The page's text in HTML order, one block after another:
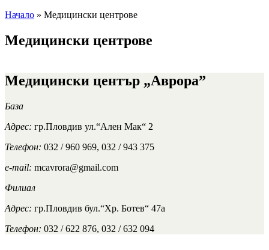
Начало » Медицински центрове
Медицински центрове
Медицински център „Аврора”
База
Адрес: гр.Пловдив ул.“Ален Мак“ 2
Телефон: 032 / 960 969, 032 / 943 375
e-mail: mcavrora@gmail.com
Филиал
Адрес: гр.Пловдив бул.“Хр. Ботев“ 47а
Телефон: 032 / 622 876, 032 / 632 094